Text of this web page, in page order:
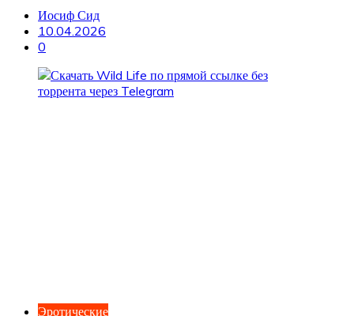
Иосиф Сид
10.04.2026
0
Эротические